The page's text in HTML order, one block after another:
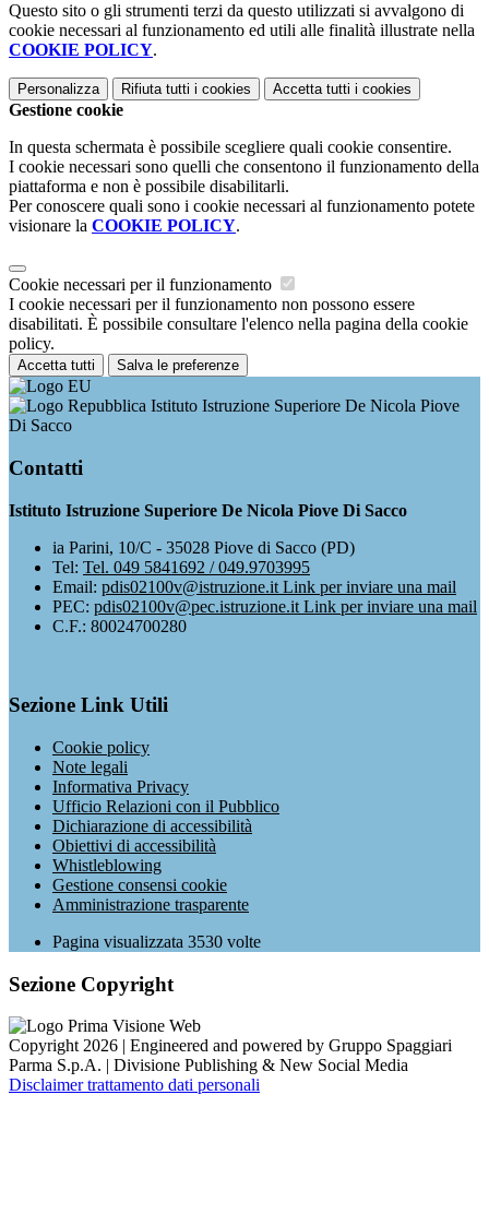
Questo sito o gli strumenti terzi da questo utilizzati si avvalgono di
cookie necessari al funzionamento ed utili alle finalità illustrate nella
COOKIE POLICY.
Personalizza Rifiuta tutti i cookies Accetta tutti i cookies
Gestione cookie
In questa schermata è possibile scegliere quali cookie consentire.
I cookie necessari sono quelli che consentono il funzionamento della
piattaforma e non è possibile disabilitarli.
Per conoscere quali sono i cookie necessari al funzionamento potete
visionare la COOKIE POLICY.
Cookie necessari per il funzionamento
I cookie necessari per il funzionamento non possono essere
disabilitati. È possibile consultare l'elenco nella pagina della cookie
policy.
Accetta tutti Salva le preferenze
Istituto Istruzione Superiore De Nicola Piove
Di Sacco
Contatti
Istituto Istruzione Superiore De Nicola Piove Di Sacco
ia Parini, 10/C - 35028 Piove di Sacco (PD)
Tel: Tel. 049 5841692 / 049.9703995
Email: pdis02100v@istruzione.it Link per inviare una mail
PEC: pdis02100v@pec.istruzione.it Link per inviare una mail
C.F.: 80024700280
Sezione Link Utili
Cookie policy
Note legali
Informativa Privacy
Ufficio Relazioni con il Pubblico
Dichiarazione di accessibilità
Obiettivi di accessibilità
Whistleblowing
Gestione consensi cookie
Amministrazione trasparente
Pagina visualizzata 3530 volte
Sezione Copyright
Copyright 2026 | Engineered and powered by Gruppo Spaggiari
Parma S.p.A. | Divisione Publishing & New Social Media
Disclaimer trattamento dati personali